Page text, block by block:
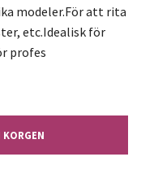
modeler.För att rita
etc.Idealisk för
profes
KORGEN